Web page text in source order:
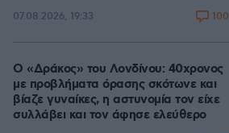
07.08.2026, 19:33 100
Ο «Δράκος» του Λονδίνου: 40χρονος
με προβλήματα όρασης σκότωνε και
βίαζε γυναίκες, η αστυνομία τον είχε
συλλάβει και τον άφησε ελεύθερο